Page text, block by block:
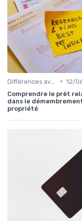
• 12/
Comprendre le prêt
dans le
propriété